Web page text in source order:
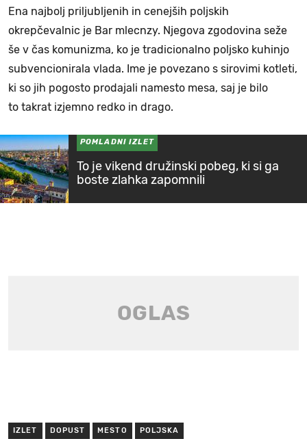
Ena najbolj priljubljenih in cenejših poljskih
okrepčevalnic je Bar mlecnzy. Njegova zgodovina seže
še v čas komunizma, ko je tradicionalno poljsko kuhinjo
subvencionirala vlada. Ime je povezano s sirovimi kotleti,
ki so jih pogosto prodajali namesto mesa, saj je bilo
to takrat izjemno redko in drago.
POMLADNI IZLET
To je vikend družinski pobeg, ki si ga
boste zlahka zapomnili
IZLET DOPUST MESTO POLJSKA